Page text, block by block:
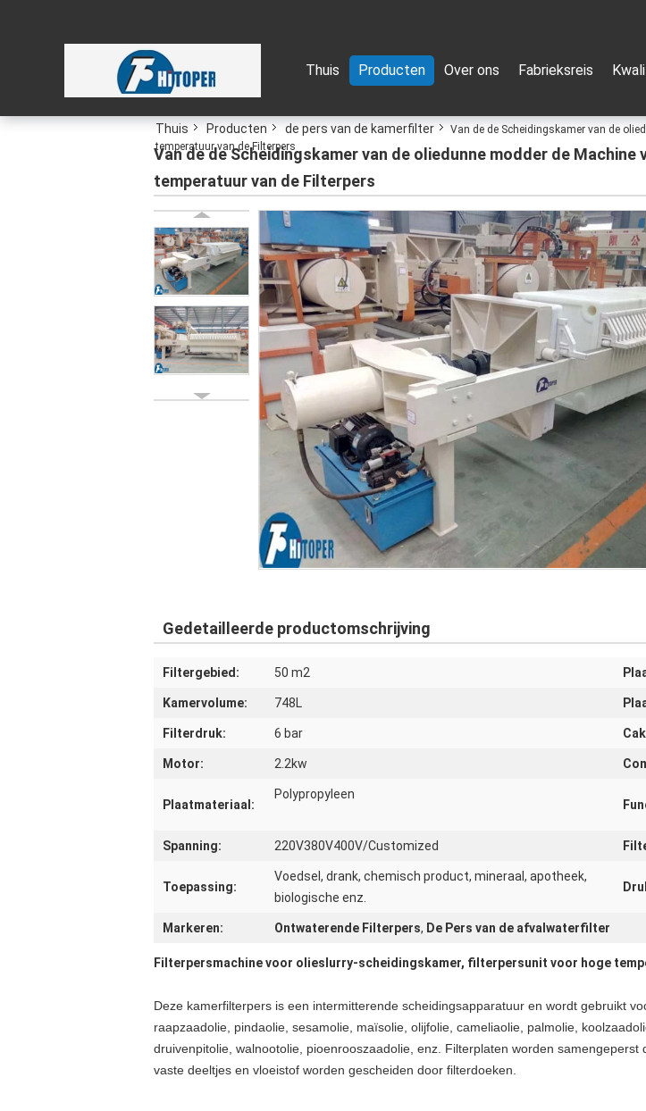
Thuis Producten Over ons Fabrieksreis
Thuis Producten de pers van de kamerfilter
Van de de Scheidingskamer van de
temperatuur van de Filterpers
Van de de Scheidingskamer van de oliedunne modder de
temperatuur van de Filterpers
Gedetailleerde productomschrijving
Filtergebied: 50 m2
Kamervolume: 748L
Filterdruk: 6 bar
Motor: 2.2kw
Plaatmateriaal:
Polypropyleen
Spanning: 220V380V400V/Customized
Toepassing:
Voedsel, drank, chemisch product, mineraal, apotheek,
biologische enz.
Markeren: Ontwaterende Filterpers, De Pers van de afvalwaterfilter
Filterpersmachine voor olieslurry-scheidingskamer, filterpersunit voor hoge
Deze kamerfilterpers is een intermitterende scheidingsapparatuur en wordt gebruikt
raapzaadolie, pindaolie, sesamolie, maïsolie, olijfolie, cameliaolie, palmolie,
druivenpitolie, walnootolie, pioenrooszaadolie, enz. Filterplaten worden
vaste deeltjes en vloeistof worden gescheiden door filterdoeken.